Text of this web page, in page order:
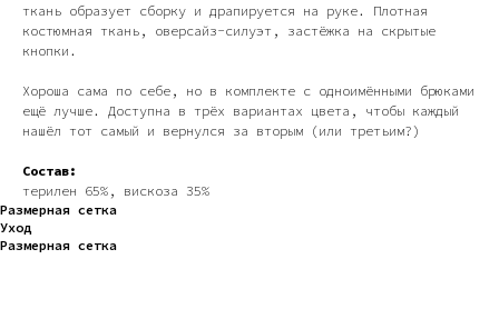
ткань образует сборку и драпируется на руке. Плотная
костюмная ткань, оверсайз-силуэт, застёжка на скрытые
кнопки.
Хороша сама по себе, но в комплекте с одноимёнными брюками
ещё лучше. Доступна в трёх вариантах цвета, чтобы каждый
нашёл тот самый и вернулся за вторым (или третьим?)
Состав:
терилен 65%, вискоза 35%
Размерная сетка
Уход
Размерная сетка